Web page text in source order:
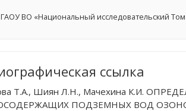
ВО «Национальный исследовательский
ссылка
Т.А., Шиян Л.Н., Мачехина К.И.
ПОДЗЕМНЫХ ВОД